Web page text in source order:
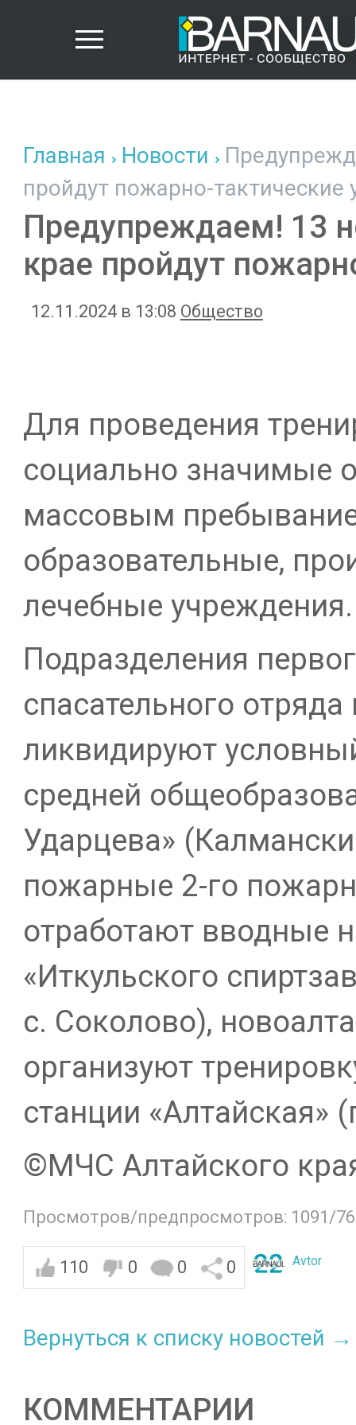
Главная Новости
пройдут пожарно-тактические
Предупреждаем! 13
крае пройдут
12.11.2024 в 13:08 Общество
Для проведения
социально значимые
массовым
образовательные,
лечебные учреждения.
Подразделения
спасательного
ликвидируют
средней
Ударцева»
пожарные 2-го
отработают вводные
«Иткульского
с. Соколово),
организуют
станции «Алтайская»
©️МЧС Алтайского
Просмотров/предпросмотров: 1091/
110 0 0 0 Avtor
Вернуться к списку новостей →
КОММЕНТАРИИ